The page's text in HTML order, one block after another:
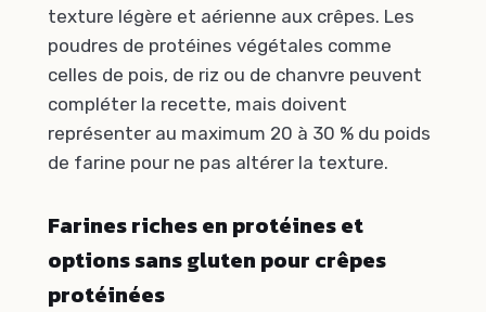
texture légère et aérienne aux crêpes. Les
poudres de protéines végétales comme
celles de pois, de riz ou de chanvre peuvent
compléter la recette, mais doivent
représenter au maximum 20 à 30 % du poids
de farine pour ne pas altérer la texture.
Farines riches en protéines et
options sans gluten pour crêpes
protéinées